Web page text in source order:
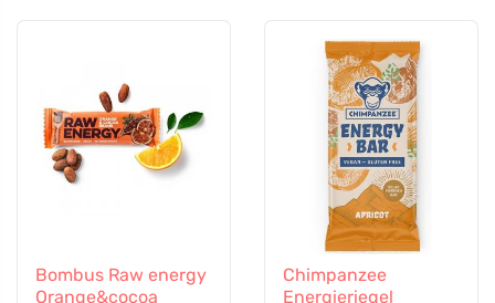
Bombus Raw energy
Orange&cocoa
Chimpanzee
Energieriegel